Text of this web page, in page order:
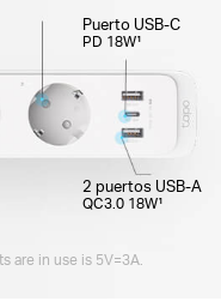
Puerto USB-C
PD 18W¹
2 puertos USB-A
QC3.0 18W¹
are in use is 5V=3A.